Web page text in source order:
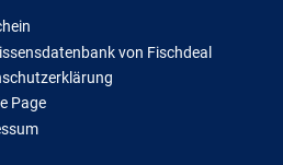
von Fischdeal
Page